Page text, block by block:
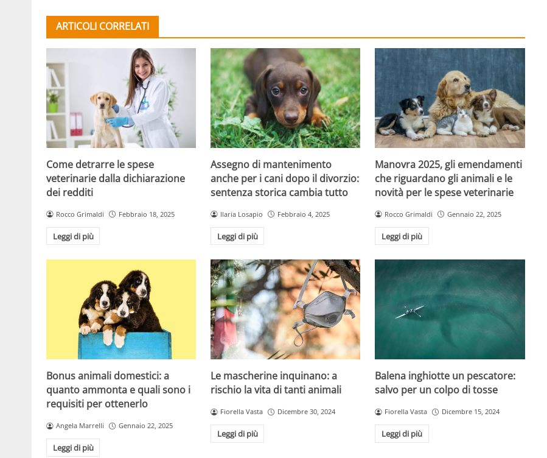
ARTICOLI CORRELATI
Come detrarre le spese
veterinarie dalla dichiarazione
dei redditi
Rocco Grimaldi Febbraio 18, 2025
Leggi di più
Assegno di mantenimento
anche per i cani dopo il divorzio:
sentenza storica cambia tutto
Ilaria Losapio Febbraio 4, 2025
Leggi di più
Manovra 2025, gli emendamenti
che riguardano gli animali e le
novità per le spese veterinarie
Rocco Grimaldi Gennaio 22, 2025
Leggi di più
Bonus animali domestici: a
quanto ammonta e quali sono i
requisiti per ottenerlo
Angela Marrelli Gennaio 22, 2025
Leggi di più
Le mascherine inquinano: a
rischio la vita di tanti animali
Fiorella Vasta Dicembre 30, 2024
Leggi di più
Balena inghiotte un pescatore:
salvo per un colpo di tosse
Fiorella Vasta Dicembre 15, 2024
Leggi di più